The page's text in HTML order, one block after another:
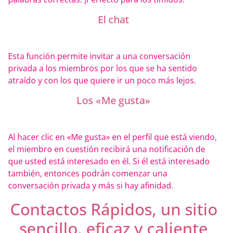
El chat
Esta función permite invitar a una conversación
privada a los miembros por los que se ha sentido
atraído y con los que quiere ir un poco más lejos.
Los «Me gusta»
Al hacer clic en «Me gusta» en el perfil que está viendo,
el miembro en cuestión recibirá una notificación de
que usted está interesado en él. Si él está interesado
también, entonces podrán comenzar una
conversación privada y más si hay afinidad.
Contactos Rápidos, un sitio
sencillo, eficaz y caliente